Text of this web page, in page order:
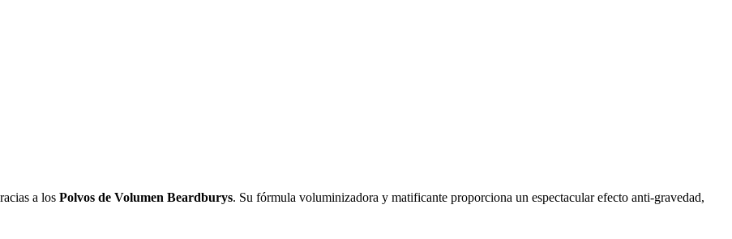
a los Polvos de Volumen Beardburys. Su fórmula voluminizadora y matificante proporciona un espectacular efecto anti-gravedad,